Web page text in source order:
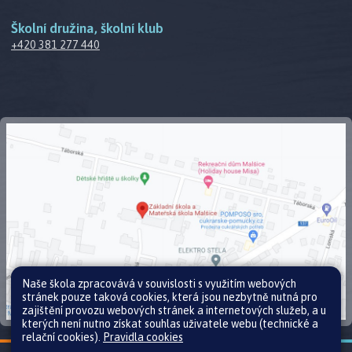
Školní družina, školní klub
+420 381 277 440
Naše škola zpracovává v souvislosti s využitím webových
stránek pouze taková cookies, která jsou nezbytně nutná pro
zajištění provozu webových stránek a internetových služeb, a u
kterých není nutno získat souhlas uživatele webu (technické a
relační cookies). Pravidla cookies